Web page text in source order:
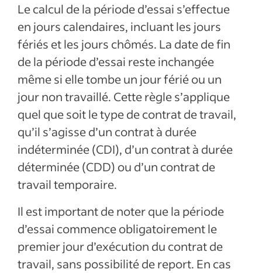
Le calcul de la période d’essai s’effectue
en jours calendaires, incluant les jours
fériés et les jours chômés. La date de fin
de la période d’essai reste inchangée
même si elle tombe un jour férié ou un
jour non travaillé. Cette règle s’applique
quel que soit le type de contrat de travail,
qu’il s’agisse d’un contrat à durée
indéterminée (CDI), d’un contrat à durée
déterminée (CDD) ou d’un contrat de
travail temporaire.
Il est important de noter que la période
d’essai commence obligatoirement le
premier jour d’exécution du contrat de
travail, sans possibilité de report. En cas